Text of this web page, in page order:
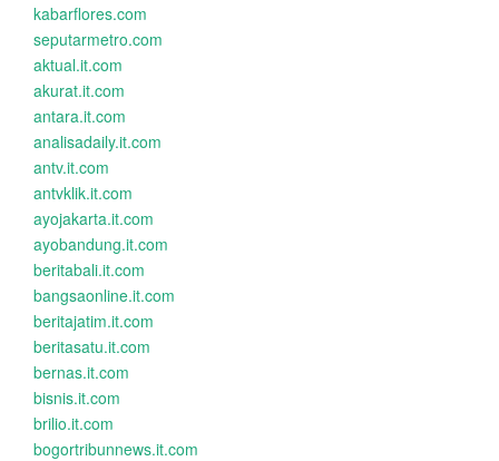
kabarflores.com
seputarmetro.com
aktual.it.com
akurat.it.com
antara.it.com
analisadaily.it.com
antv.it.com
antvklik.it.com
ayojakarta.it.com
ayobandung.it.com
beritabali.it.com
bangsaonline.it.com
beritajatim.it.com
beritasatu.it.com
bernas.it.com
bisnis.it.com
brilio.it.com
bogortribunnews.it.com